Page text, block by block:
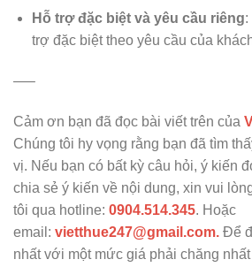
Hỗ trợ đặc biệt và yêu cầu riêng:
trợ đặc biệt theo yêu cầu của
—–
Cảm ơn bạn đã đọc bài viết trên của
Chúng tôi hy vọng rằng bạn đã tìm
vị. Nếu bạn có bất kỳ câu hỏi, ý kiến
chia sẻ ý kiến về nội dung, xin vui
tôi qua hotline: 0904.514.345. Hoặc
email: vietthue247@gmail.com. Để
nhất với một mức giá phải chăng